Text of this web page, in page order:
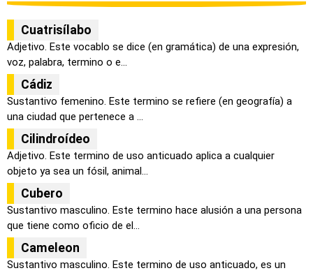
Cuatrisílabo
Adjetivo. Este vocablo se dice (en gramática) de una expresión,
voz, palabra, termino o e...
Cádiz
Sustantivo femenino. Este termino se refiere (en geografía) a
una ciudad que pertenece a ...
Cilindroídeo
Adjetivo. Este termino de uso anticuado aplica a cualquier
objeto ya sea un fósil, animal...
Cubero
Sustantivo masculino. Este termino hace alusión a una persona
que tiene como oficio de el...
Cameleon
Sustantivo masculino. Este termino de uso anticuado, es un